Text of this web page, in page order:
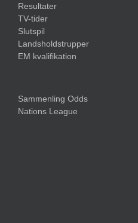
Resultater
TV-tider
Slutspil
Landsholdstrupper
EM kvalifikation
Sammenling Odds
Nations League